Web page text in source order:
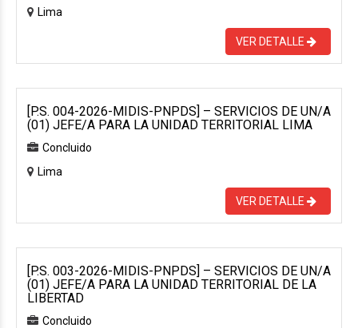
Lima
VER DETALLE
[P.S. 004-2026-MIDIS-PNPDS] – SERVICIOS DE UN/A
(01) JEFE/A PARA LA UNIDAD TERRITORIAL LIMA
Concluido
Lima
VER DETALLE
[P.S. 003-2026-MIDIS-PNPDS] – SERVICIOS DE UN/A
(01) JEFE/A PARA LA UNIDAD TERRITORIAL DE LA
LIBERTAD
Concluido